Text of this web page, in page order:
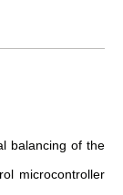
balancing of the
microcontroller